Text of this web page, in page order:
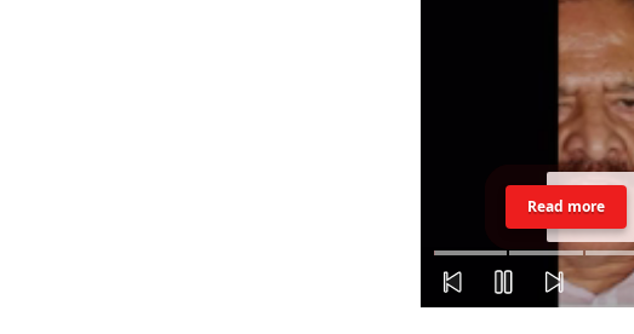
Read more